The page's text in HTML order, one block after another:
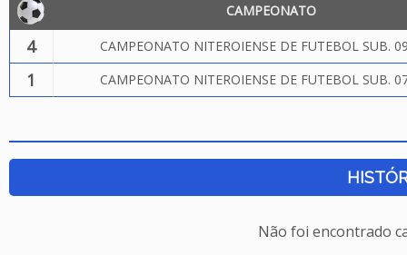
CAMPEONATO
4 CAMPEONATO NITEROIENSE DE FUTEBOL SUB.
1 CAMPEONATO NITEROIENSE DE FUTEBOL SUB.
Não foi encontrado